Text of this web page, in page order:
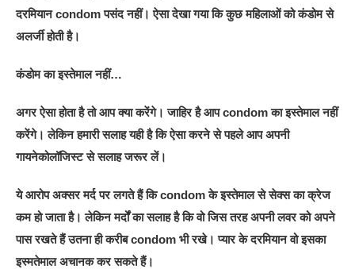
दरमियान condom पसंद नहीं। ऐसा देखा गया कि कुछ महिलाओं को कंडोम से
अलर्जी होती है।
कंडोम का इस्तेमाल नहीं…
अगर ऐसा होता है तो आप क्या करेंगे। जाहिर है आप condom का इस्तेमाल नहीं
करेंगे। लेकिन हमारी सलाह यही है कि ऐसा करने से पहले आप अपनी
गायनेकोलॉजिस्ट से सलाह जरूर लें।
ये आरोप अक्सर मर्द पर लगते हैं कि condom के इस्तेमाल से सेक्स का क्रेज
कम हो जाता है। लेकिन मर्दों का सलाह है कि वो जिस तरह अपनी लवर को अपने
पास रखते हैं उतना ही करीब condom भी रखे। प्यार के दरमियान वो इसका
इस्मतेमाल अचानक कर सकते हैं।